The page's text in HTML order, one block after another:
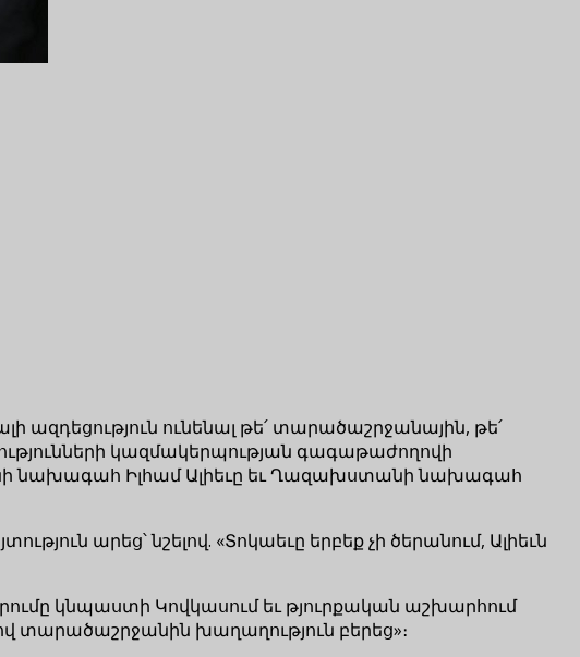
ազդեցություն ունենալ թե՛ տարածաշրջանային, թե՛
կազմակերպության գագաթաժողովի
նախագահ Իլհամ Ալիեւը եւ Ղազախստանի նախագահ
արեց՝ նշելով. «Տոկաեւը երբեք չի ծերանում, Ալիեւն
կնպաստի Կովկասում եւ թյուրքական աշխարհում
տարածաշրջանին խաղաղություն բերեց»։